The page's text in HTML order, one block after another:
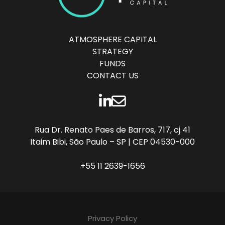
ATMOSPHERE CAPITAL
STRATEGY
FUNDS
CONTACT US
LINKEDIN
CONTATO
Rua Dr. Renato Paes de Barros, 717, cj 41
Itaim Bibi, São Paulo – SP | CEP 04530-000
+55 11 2639-1656
Privacy Policy